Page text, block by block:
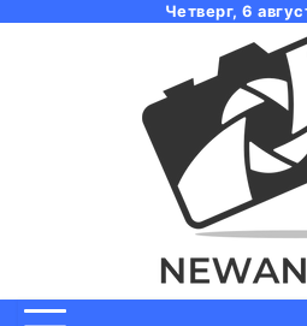
Четверг, 6